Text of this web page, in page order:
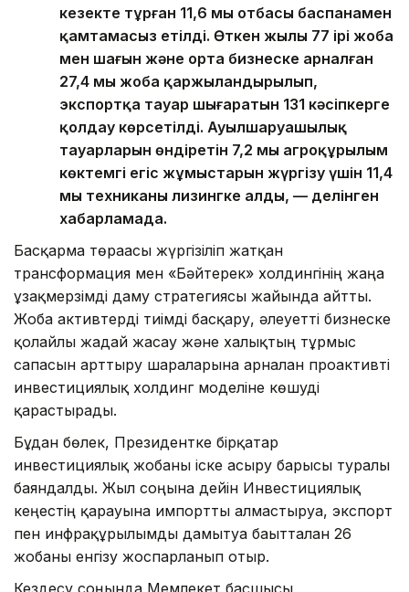
кезекте тұрған 11,6 мың отбасы баспанамен
қамтамасыз етілді. Өткен жылы 77 ірі жоба
мен шағын және орта бизнеске арналған
27,4 мың жоба қаржыландырылып,
экспортқа тауар шығаратын 131 кәсіпкерге
қолдау көрсетілді. Ауылшаруашылық
тауарларын өндіретін 7,2 мың агроқұрылым
көктемгі егіс жұмыстарын жүргізу үшін 11,4
мың техниканы лизингке алды, — делінген
хабарламада.
Басқарма төрағасы жүргізіліп жатқан
трансформация мен «Бәйтерек» холдингінің жаңа
ұзақмерзімді даму стратегиясы жайында айтты.
Жоба активтерді тиімді басқару, әлеуетті бизнеске
қолайлы жағдай жасау және халықтың тұрмыс
сапасын арттыру шараларына арналған проактивті
инвестициялық холдинг моделіне көшуді
қарастырады.
Бұдан бөлек, Президентке бірқатар
инвестициялық жобаны іске асыру барысы туралы
баяндалды. Жыл соңына дейін Инвестициялық
кеңестің қарауына импортты алмастыруға, экспорт
пен инфрақұрылымды дамытуға бағытталған 26
жобаны енгізу жоспарланып отыр.